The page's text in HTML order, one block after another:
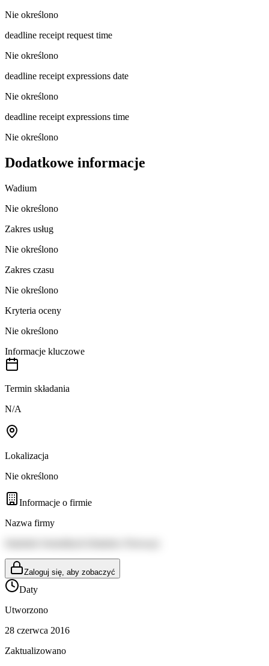
Nie określono
deadline receipt request time
Nie określono
deadline receipt expressions date
Nie określono
deadline receipt expressions time
Nie określono
Dodatkowe informacje
Wadium
Nie określono
Zakres usług
Nie określono
Zakres czasu
Nie określono
Kryteria oceny
Nie określono
Informacje kluczowe
Termin składania
N/A
Lokalizacja
Nie określono
Informacje o firmie
Nazwa firmy
Zaloguj się, aby zobaczyć
Daty
Utworzono
28 czerwca 2016
Zaktualizowano